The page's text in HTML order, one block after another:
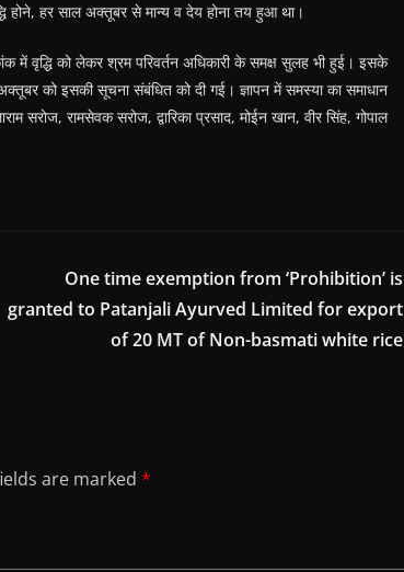
हर साल अक्तूबर से मान्य व देय होना तय हुआ था।
वृद्धि को लेकर श्रम परिवर्तन अधिकारी के समक्ष सुलह भी हुई। इसके
को इसकी सूचना संबंधित को दी गई। ज्ञापन में समस्या का समाधान
सरोज, रामसेवक सरोज, द्वारिका प्रसाद, मोईन खान, वीर सिंह, गोपाल
One time exemption from ‘Prohibition’ is
granted to Patanjali Ayurved Limited for export
of 20 MT of Non-basmati white rice
are marked *